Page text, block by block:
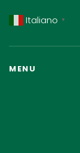
Italiano ▼
MENU